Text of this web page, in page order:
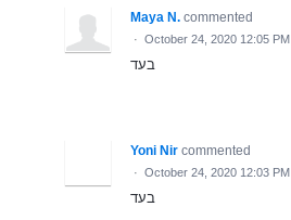
Maya N. commented
· October 24, 2020 12:05 PM
בעד
Yoni Nir commented
· October 24, 2020 12:03 PM
בעד